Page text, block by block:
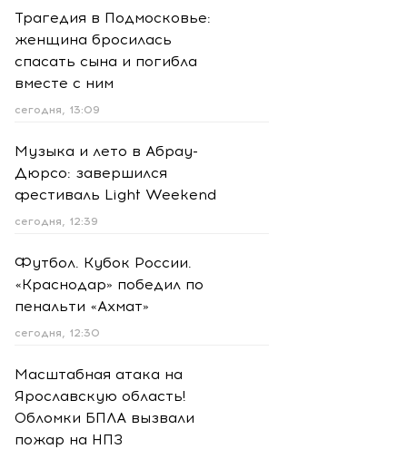
Трагедия в Подмосковье:
женщина бросилась
спасать сына и погибла
вместе с ним
сегодня, 13:09
Музыка и лето в Абрау-
Дюрсо: завершился
фестиваль Light Weekend
сегодня, 12:39
Футбол. Кубок России.
«Краснодар» победил по
пенальти «Ахмат»
сегодня, 12:30
Масштабная атака на
Ярославскую область!
Обломки БПЛА вызвали
пожар на НПЗ